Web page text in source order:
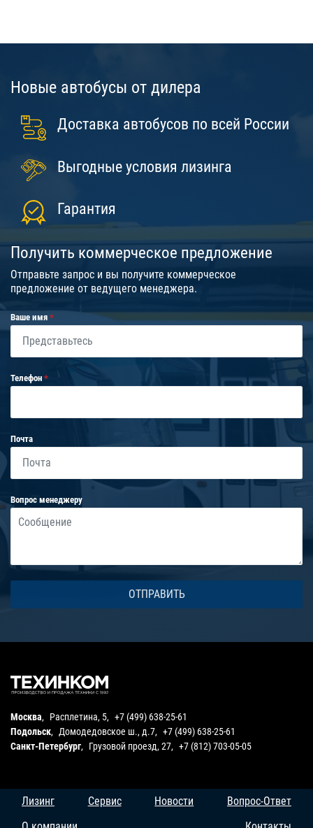
Новые автобусы от дилера
Доставка автобусов по всей России
Выгодные условия лизинга
Гарантия
Получить коммерческое предложение
Отправьте запрос и вы получите коммерческое
предложение от ведущего менеджера.
Ваше имя
Телефон
Почта
Вопрос менеджеру
Москва, Расплетина, 5, +7 (499) 638-25-61
Подольск, Домодедовское ш., д.7, +7 (499) 638-25-61
Санкт-Петербург, Грузовой проезд, 27, +7 (812) 703-05-05
Лизинг Сервис Новости
Вопрос-Ответ